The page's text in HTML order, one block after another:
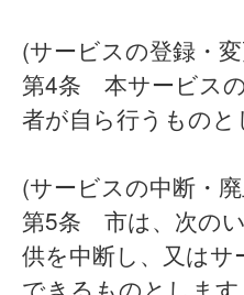
(サービスの登録・
第4条 本サービス
者が自ら行うものと
(サービスの中断・
第5条 市は、次の
供を中断し、又は